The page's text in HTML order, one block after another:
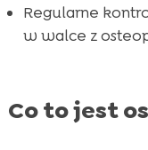
Regularne
w walce z
Co to jest